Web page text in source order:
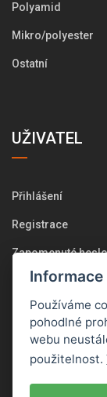
Polyamid
Mikro/polyester
Ostatní
UŽIVATEL
Přihlášení
Registrace
Zapomenuté heslo
Změna osobních
Historie
Používáme
pohodlné
webu
použitelnost.